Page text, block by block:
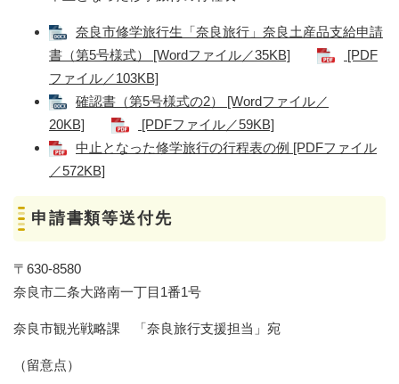
奈良市修学旅行生「奈良旅行」奈良土産品支給申請
書（第5号様式） [Wordファイル／35KB]
[PDF
ファイル／103KB]
確認書（第5号様式の2） [Wordファイル／
20KB]
[PDFファイル／59KB]
中止となった修学旅行の行程表の例 [PDFファイル
／572KB]
申請書類等送付先
〒630-8580
奈良市二条大路南一丁目1番1号
奈良市観光戦略課 「奈良旅行支援担当」宛
（留意点）